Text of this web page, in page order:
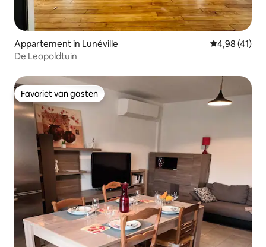
Appartement in Lunéville Gemiddelde
4,98 (41)
De Leopoldtuin
Favoriet van gasten
Favoriet van gasten